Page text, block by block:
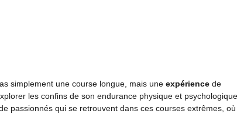
simplement une course longue, mais une expérience de
les confins de son endurance physique et
passionnés qui se retrouvent dans ces courses extrêmes, où